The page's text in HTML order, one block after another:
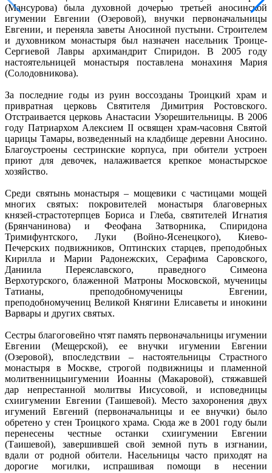
(Мансурова) была духовной дочерью третьей аносинской
игумении Евгении (Озеровой), внучки первоначальницы
Евгении, и переняла заветы Аносиной пустыни. Строителем
и духовником монастыря был назначен насельник Троице-
Сергиевой Лавры архимандрит Спиридон. В 2005 году
настоятельницей монастыря поставлена монахиня Мария
(Солодовникова).
За последние годы из руин воссозданы Троицкий храм и
привратная церковь Святителя Димитрия Ростовского.
Отстраивается церковь Анастасии Узорешительницы. В 2006
году Патриархом Алексием II освящен храм-часовня Святой
царицы Тамары, возведенный на кладбище деревни Аносино.
Благоустроены сестринские корпуса, при обители устроен
приют для девочек, налаживается крепкое монастырское
хозяйство.
Среди святынь монастыря – мощевики с частицами мощей
многих святых: покровителей монастыря благоверных
князей-страстотерпцев Бориса и Глеба, святителей Игнатия
(Брянчанинова) и Феофана Затворника, Спиридона
Тримифунтского, Луки (Войно-Ясенецкого), Киево-
Печерских подвижников, Оптинских старцев, преподобных
Кирилла и Марии Радонежских, Серафима Саровского,
Даниила Переяславского, праведного Симеона
Верхотурского, блаженной Матроны Московской, мученицы
Татианы, преподобномученицы Евгении,
преподобномучениц Великой Княгини Елисаветы и инокини
Варвары и других святых.
Сестры благоговейно чтят память первоначальницы игумении
Евгении (Мещерской), ее внучки игумении Евгении
(Озеровой), впоследствии – настоятельницы Страстного
монастыря в Москве, строгой подвижницы и пламенной
молитвенницыигумении Иоанны (Макаровой), стяжавшей
дар непрестанной молитвы Иисусовой, и исповедницы
схиигумении Евгении (Таишевой). Место захоронения двух
игумений Евгений (первоначальницы и ее внучки) было
обретено у стен Троицкого храма. Сюда же в 2001 году были
перенесены честные останки схиигумении Евгении
(Таишевой), завершившей свой земной путь в изгнании,
вдали от родной обители. Насельницы часто приходят на
дорогие могилки, испрашивая помощи в несении